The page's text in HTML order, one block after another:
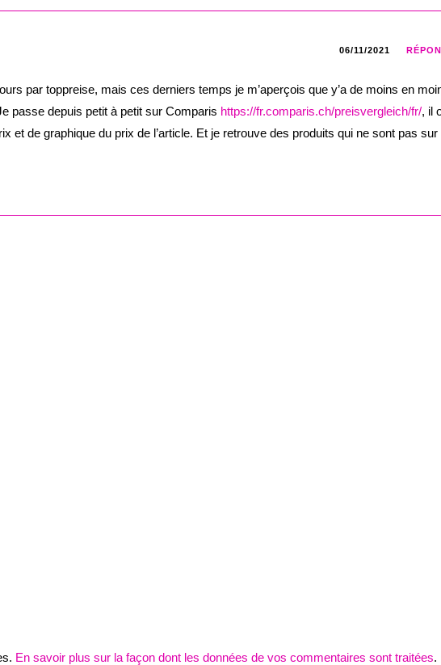
06/11/2021
par toppreise, mais ces derniers temps je m’aperçois que y’a de moins en
passe depuis petit à petit sur Comparis https://fr.comparis.ch/preisvergleich/fr/, il
et de graphique du prix de l’article. Et je retrouve des produits qui ne sont pas sur
En savoir plus sur la façon dont les données de vos commentaires sont traitées.